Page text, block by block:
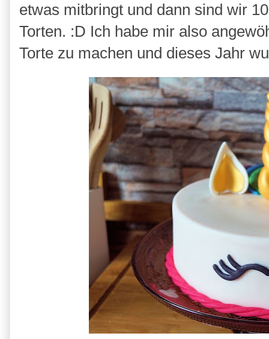
etwas mitbringt und dann sind wir
Torten. :D Ich habe mir also
Torte zu machen und dieses Jahr